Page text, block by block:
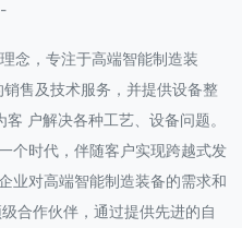
念，专注于高端智能制造装
售及技术服务，并提供设备整
户解决各种工艺、设备问题。
个时代，伴随客户实现跨越式发
业对高端智能制造装备的需求和
合作伙伴，通过提供先进的自